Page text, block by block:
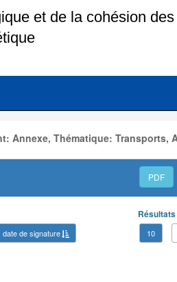
Annexe, Thématique: Transports,
PDF
date de signature
10